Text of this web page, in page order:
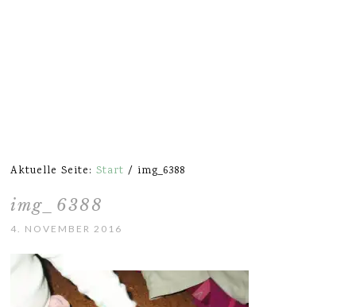
Aktuelle Seite:Start / img_6388
img_6388
4. NOVEMBER 2016